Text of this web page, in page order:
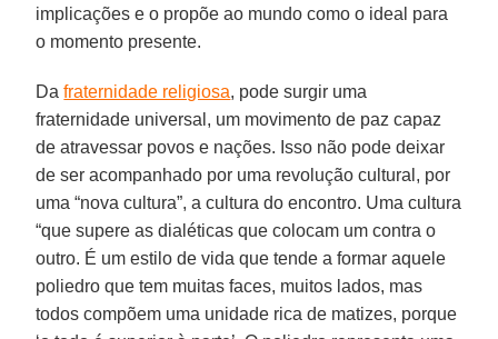
implicações e o propõe ao mundo como o ideal para
o momento presente.
Dafraternidade religiosa, pode surgir uma
fraternidade universal, um movimento de paz capaz
de atravessar povos e nações. Isso não pode deixar
de ser acompanhado por uma revolução cultural, por
uma “nova cultura”, a cultura do encontro. Uma cultura
“que supere as dialéticas que colocam um contra o
outro. É um estilo de vida que tende a formar aquele
poliedro que tem muitas faces, muitos lados, mas
todos compõem uma unidade rica de matizes, porque